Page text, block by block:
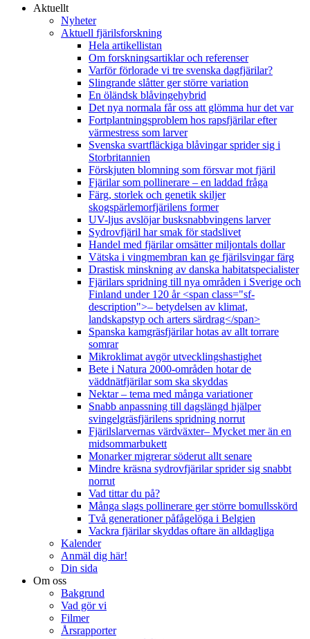
Aktuellt
Nyheter
Aktuell fjärilsforskning
Hela artikellistan
Om forskningsartiklar och referenser
Varför förlorade vi tre svenska dagfjärilar?
Slingrande slåtter ger större variation
En öländsk blåvingehybrid
Det nya normala får oss att glömma hur det var
Fortplantningsproblem hos rapsfjärilar efter
värmestress som larver
Svenska svartfläckiga blåvingar sprider sig i
Storbritannien
Förskjuten blomning som försvar mot fjäril
Fjärilar som pollinerare – en laddad fråga
Färg, storlek och genetik skiljer
skogspärlemorfjärilens former
UV-ljus avslöjar busksnabbvingens larver
Sydrovfjäril har smak för stadslivet
Handel med fjärilar omsätter miljontals dollar
Vätska i vingmembran kan ge fjärilsvingar färg
Drastisk minskning av danska habitatspecialister
Fjärilars spridning till nya områden i Sverige och
Finland under 120 år <span class="sf-
description">– betydelsen av klimat,
landskapstyp och arters särdrag</span>
Spanska kamgräsfjärilar hotas av allt torrare
somrar
Mikroklimat avgör utvecklingshastighet
Bete i Natura 2000-områden hotar de
väddnätfjärilar som ska skyddas
Nektar – tema med många variationer
Snabb anpassning till dagslängd hjälper
svingelgräsfjärilens spridning norrut
Fjärilslarvernas värdväxter– Mycket mer än en
midsommarbukett
Monarker migrerar söderut allt senare
Mindre kräsna sydrovfjärilar sprider sig snabbt
norrut
Vad tittar du på?
Många slags pollinerare ger större bomullsskörd
Två generationer påfågelöga i Belgien
Vackra fjärilar skyddas oftare än alldagliga
Kalender
Anmäl dig här!
Din sida
Om oss
Bakgrund
Vad gör vi
Filmer
Årsrapporter